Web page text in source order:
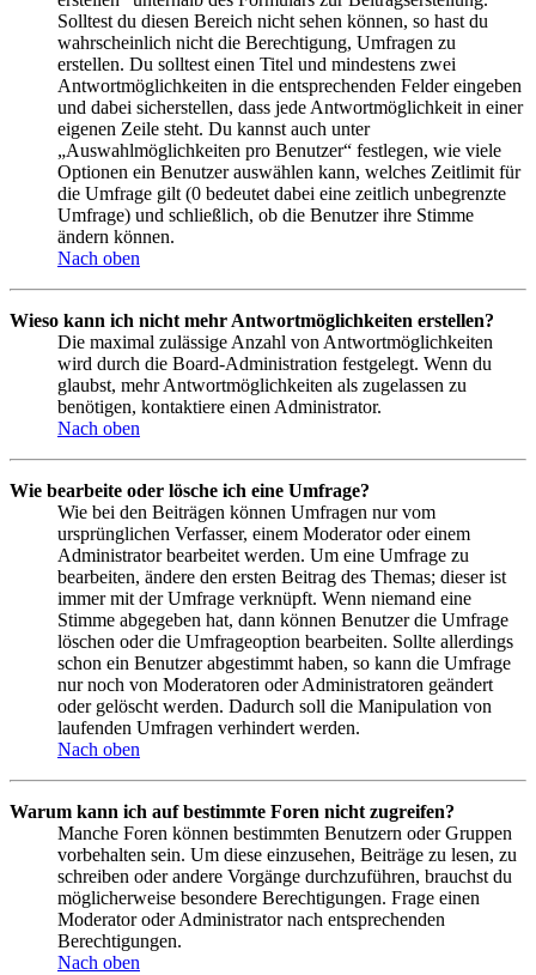
Solltest du diesen Bereich nicht sehen können, so hast du
wahrscheinlich nicht die Berechtigung, Umfragen zu
erstellen. Du solltest einen Titel und mindestens zwei
Antwortmöglichkeiten in die entsprechenden Felder eingeben
und dabei sicherstellen, dass jede Antwortmöglichkeit in einer
eigenen Zeile steht. Du kannst auch unter
„Auswahlmöglichkeiten pro Benutzer“ festlegen, wie viele
Optionen ein Benutzer auswählen kann, welches Zeitlimit für
die Umfrage gilt (0 bedeutet dabei eine zeitlich unbegrenzte
Umfrage) und schließlich, ob die Benutzer ihre Stimme
ändern können.
Nach oben
Wieso kann ich nicht mehr Antwortmöglichkeiten erstellen?
Die maximal zulässige Anzahl von Antwortmöglichkeiten
wird durch die Board-Administration festgelegt. Wenn du
glaubst, mehr Antwortmöglichkeiten als zugelassen zu
benötigen, kontaktiere einen Administrator.
Nach oben
Wie bearbeite oder lösche ich eine Umfrage?
Wie bei den Beiträgen können Umfragen nur vom
ursprünglichen Verfasser, einem Moderator oder einem
Administrator bearbeitet werden. Um eine Umfrage zu
bearbeiten, ändere den ersten Beitrag des Themas; dieser ist
immer mit der Umfrage verknüpft. Wenn niemand eine
Stimme abgegeben hat, dann können Benutzer die Umfrage
löschen oder die Umfrageoption bearbeiten. Sollte allerdings
schon ein Benutzer abgestimmt haben, so kann die Umfrage
nur noch von Moderatoren oder Administratoren geändert
oder gelöscht werden. Dadurch soll die Manipulation von
laufenden Umfragen verhindert werden.
Nach oben
Warum kann ich auf bestimmte Foren nicht zugreifen?
Manche Foren können bestimmten Benutzern oder Gruppen
vorbehalten sein. Um diese einzusehen, Beiträge zu lesen, zu
schreiben oder andere Vorgänge durchzuführen, brauchst du
möglicherweise besondere Berechtigungen. Frage einen
Moderator oder Administrator nach entsprechenden
Berechtigungen.
Nach oben